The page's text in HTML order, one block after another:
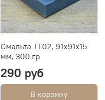
Смальта TT02, 91х91х15
мм, 300 гр
290 руб
В корзину